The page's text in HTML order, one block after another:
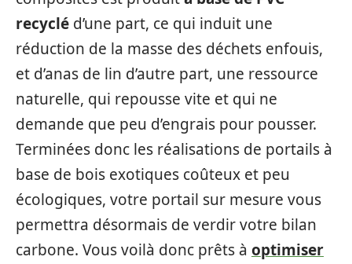
recyclé d’une part, ce qui induit une
réduction de la masse des déchets enfouis,
et d’anas de lin d’autre part, une ressource
naturelle, qui repousse vite et qui ne
demande que peu d’engrais pour pousser.
Terminées donc les réalisations de portails à
base de bois exotiques coûteux et peu
écologiques, votre portail sur mesure vous
permettra désormais de verdir votre bilan
carbone. Vous voilà donc prêts à optimiser